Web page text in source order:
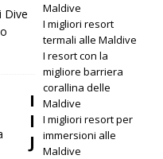
Dive
I
l
J
Maldive
I migliori resort
termali alle Maldive
I resort con la
migliore barriera
corallina delle
Maldive
I migliori resort per
immersioni alle
Maldive